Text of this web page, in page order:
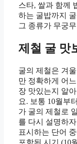
스타, 쌀과 함께
하는 굴밥까지
그 종류가 무궁
제철 굴 맛
굴의 제철은 겨
만 정확하게 어
장 맛있는지 알
요. 보통 10월부
가 굴의 제철로
를 다시 설명하
표시하는 단어